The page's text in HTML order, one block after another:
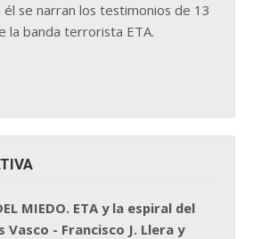
se narran los testimonios de 13
la banda terrorista ETA.
MIEDO. ETA y la espiral del
Vasco - Francisco J. Llera y